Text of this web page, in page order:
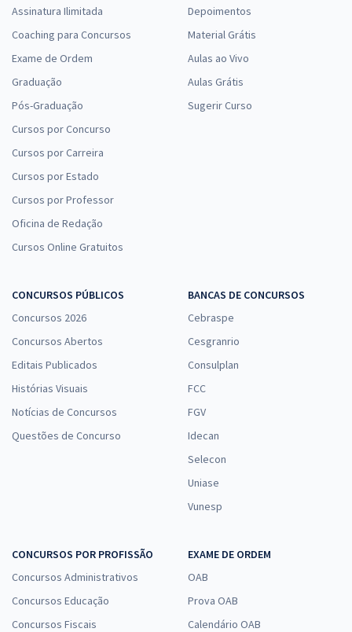
Assinatura Ilimitada
Coaching para Concursos
Exame de Ordem
Graduação
Pós-Graduação
Cursos por Concurso
Cursos por Carreira
Cursos por Estado
Cursos por Professor
Oficina de Redação
Cursos Online Gratuitos
Depoimentos
Material Grátis
Aulas ao Vivo
Aulas Grátis
Sugerir Curso
CONCURSOS PÚBLICOS
Concursos 2026
Concursos Abertos
Editais Publicados
Histórias Visuais
Notícias de Concursos
Questões de Concurso
BANCAS DE CONCURSOS
Cebraspe
Cesgranrio
Consulplan
FCC
FGV
Idecan
Selecon
Uniase
Vunesp
CONCURSOS POR PROFISSÃO
Concursos Administrativos
Concursos Educação
Concursos Fiscais
EXAME DE ORDEM
OAB
Prova OAB
Calendário OAB